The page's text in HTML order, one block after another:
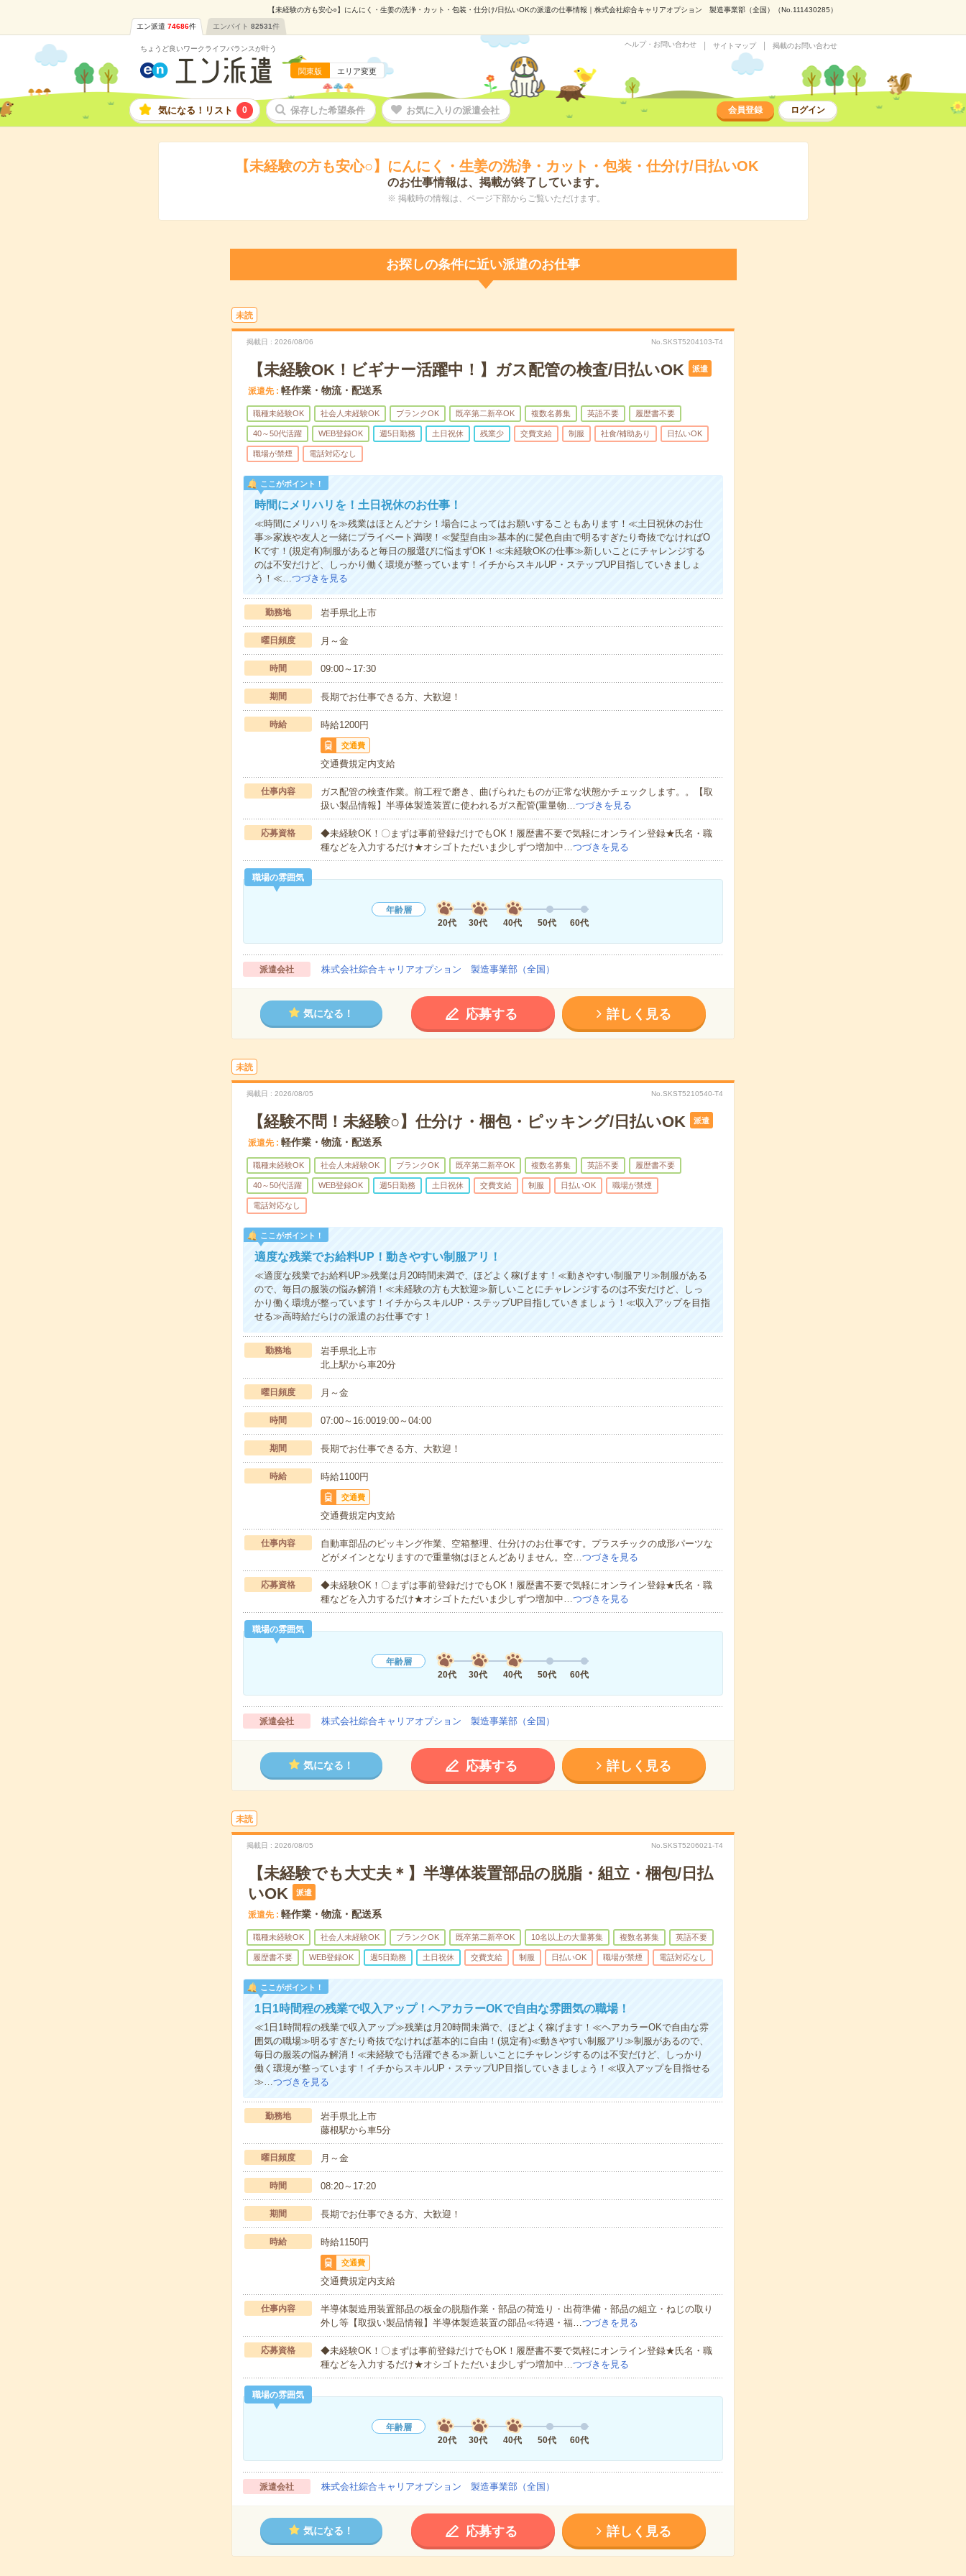
【未経験の方も安心○】にんにく・生姜の洗浄・カット・包装・仕分け/日払いOKの派遣の仕事情報｜株式会社綜合キャリアオプション 製造事業部（全国）（No.111430285）
エン派遣 74686件 エンバイト 82531件
ちょうど良いワークライフバランスが叶う
関東版 エリア変更
ヘルプ・お問い合わせ サイトマップ 掲載のお問い合わせ
気になる！リスト 0 保存した希望条件 お気に入りの派遣会社 会員登録 ログイン
【未経験の方も安心○】にんにく・生姜の洗浄・カット・包装・仕分け/日払いOK
のお仕事情報は、掲載が終了しています。
※ 掲載時の情報は、ページ下部からご覧いただけます。
お探しの条件に近い派遣のお仕事
未読
掲載日 2026/08/06 No.SKST5204103-T4
【未経験OK！ビギナー活躍中！】ガス配管の検査/日払いOK 派遣
派遣先 軽作業・物流・配送系
職種未経験OK 社会人未経験OK ブランクOK 既卒第二新卒OK 複数名募集 英語不要 履歴書不要
40～50代活躍 WEB登録OK 週5日勤務 土日祝休 残業少 交費支給 制服 社食/補助あり 日払いOK
職場が禁煙 電話対応なし
ここがポイント！
時間にメリハリを！土日祝休のお仕事！
≪時間にメリハリを≫残業はほとんどナシ！場合によってはお願いすることもあります！≪土日祝休のお仕
事≫家族や友人と一緒にプライベート満喫！≪髪型自由≫基本的に髪色自由で明るすぎたり奇抜でなければO
Kです！(規定有)制服があると毎日の服選びに悩まずOK！≪未経験OKの仕事≫新しいことにチャレンジする
のは不安だけど、しっかり働く環境が整っています！イチからスキルUP・ステップUP目指していきましょ
う！≪…つづきを見る
勤務地 岩手県北上市
曜日頻度 月～金
時間 09:00～17:30
期間 長期でお仕事できる方、大歓迎！
時給 時給1200円
交通費
交通費規定内支給
仕事内容
ガス配管の検査作業。前工程で磨き、曲げられたものが正常な状態かチェックします。。【取
扱い製品情報】半導体製造装置に使われるガス配管(重量物…つづきを見る
応募資格
◆未経験OK！〇まずは事前登録だけでもOK！履歴書不要で気軽にオンライン登録★氏名・職
種などを入力するだけ★オシゴトただいま少しずつ増加中…つづきを見る
職場の雰囲気
年齢層
20代
30代 40代 50代 60代
派遣会社 株式会社綜合キャリアオプション 製造事業部（全国）
気になる！ 応募する 詳しく見る
未読
掲載日 2026/08/05 No.SKST5210540-T4
【経験不問！未経験○】仕分け・梱包・ピッキング/日払いOK 派遣
派遣先 軽作業・物流・配送系
職種未経験OK 社会人未経験OK ブランクOK 既卒第二新卒OK 複数名募集 英語不要 履歴書不要
40～50代活躍 WEB登録OK 週5日勤務 土日祝休 交費支給 制服 日払いOK 職場が禁煙
電話対応なし
ここがポイント！
適度な残業でお給料UP！動きやすい制服アリ！
≪適度な残業でお給料UP≫残業は月20時間未満で、ほどよく稼げます！≪動きやすい制服アリ≫制服がある
ので、毎日の服装の悩み解消！≪未経験の方も大歓迎≫新しいことにチャレンジするのは不安だけど、しっ
かり働く環境が整っています！イチからスキルUP・ステップUP目指していきましょう！≪収入アップを目指
せる≫高時給だらけの派遣のお仕事です！
勤務地
岩手県北上市
北上駅から車20分
曜日頻度 月～金
時間 07:00～16:0019:00～04:00
期間 長期でお仕事できる方、大歓迎！
時給 時給1100円
交通費
交通費規定内支給
仕事内容
自動車部品のピッキング作業、空箱整理、仕分けのお仕事です。プラスチックの成形パーツな
どがメインとなりますので重量物はほとんどありません。空…つづきを見る
応募資格
◆未経験OK！〇まずは事前登録だけでもOK！履歴書不要で気軽にオンライン登録★氏名・職
種などを入力するだけ★オシゴトただいま少しずつ増加中…つづきを見る
職場の雰囲気
年齢層
20代
30代 40代 50代 60代
派遣会社 株式会社綜合キャリアオプション 製造事業部（全国）
気になる！ 応募する 詳しく見る
未読
掲載日 2026/08/05 No.SKST5206021-T4
【未経験でも大丈夫＊】半導体装置部品の脱脂・組立・梱包/日払
いOK
派遣
派遣先 軽作業・物流・配送系
職種未経験OK 社会人未経験OK ブランクOK 既卒第二新卒OK 10名以上の大量募集 複数名募集 英語不要
履歴書不要 WEB登録OK 週5日勤務 土日祝休 交費支給 制服 日払いOK 職場が禁煙 電話対応なし
ここがポイント！
1日1時間程の残業で収入アップ！ヘアカラーOKで自由な雰囲気の職場！
≪1日1時間程の残業で収入アップ≫残業は月20時間未満で、ほどよく稼げます！≪ヘアカラーOKで自由な雰
囲気の職場≫明るすぎたり奇抜でなければ基本的に自由！(規定有)≪動きやすい制服アリ≫制服があるので、
毎日の服装の悩み解消！≪未経験でも活躍できる≫新しいことにチャレンジするのは不安だけど、しっかり
働く環境が整っています！イチからスキルUP・ステップUP目指していきましょう！≪収入アップを目指せる
≫…つづきを見る
勤務地
岩手県北上市
藤根駅から車5分
曜日頻度 月～金
時間 08:20～17:20
期間 長期でお仕事できる方、大歓迎！
時給 時給1150円
交通費
交通費規定内支給
仕事内容
半導体製造用装置部品の板金の脱脂作業・部品の荷造り・出荷準備・部品の組立・ねじの取り
外し等【取扱い製品情報】半導体製造装置の部品≪待遇・福…つづきを見る
応募資格
◆未経験OK！〇まずは事前登録だけでもOK！履歴書不要で気軽にオンライン登録★氏名・職
種などを入力するだけ★オシゴトただいま少しずつ増加中…つづきを見る
職場の雰囲気
年齢層
20代
30代 40代 50代 60代
派遣会社 株式会社綜合キャリアオプション 製造事業部（全国）
気になる！ 応募する 詳しく見る